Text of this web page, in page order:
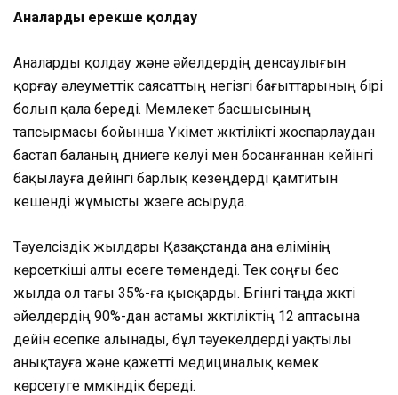
Аналарды ерекше қолдау
Аналарды қолдау және әйелдердің денсаулығын
қорғау әлеуметтік саясаттың негізгі бағыттарының бірі
болып қала береді. Мемлекет басшысының
тапсырмасы бойынша Үкімет жүктілікті жоспарлаудан
бастап баланың дүниеге келуі мен босанғаннан кейінгі
бақылауға дейінгі барлық кезеңдерді қамтитын
кешенді жұмысты жүзеге асыруда.
Тәуелсіздік жылдары Қазақстанда ана өлімінің
көрсеткіші алты есеге төмендеді. Тек соңғы бес
жылда ол тағы 35%-ға қысқарды. Бүгінгі таңда жүкті
әйелдердің 90%-дан астамы жүктіліктің 12 аптасына
дейін есепке алынады, бұл тәуекелдерді уақтылы
анықтауға және қажетті медициналық көмек
көрсетуге мүмкіндік береді.